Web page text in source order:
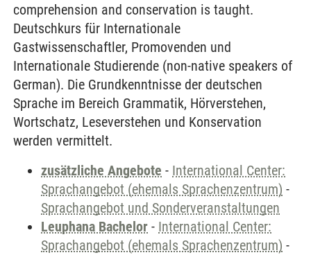
comprehension and conservation is taught.
Deutschkurs für Internationale
Gastwissenschaftler, Promovenden und
Internationale Studierende (non-native speakers of
German). Die Grundkenntnisse der deutschen
Sprache im Bereich Grammatik, Hörverstehen,
Wortschatz, Leseverstehen und Konservation
werden vermittelt.
zusätzliche Angebote - International Center:
Sprachangebot (ehemals Sprachenzentrum) -
Sprachangebot und Sonderveranstaltungen
Leuphana Bachelor - International Center:
Sprachangebot (ehemals Sprachenzentrum) -